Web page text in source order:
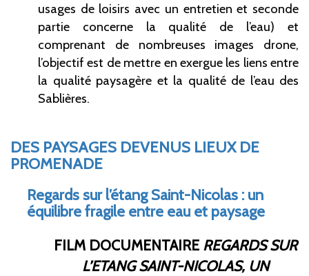
usages de loisirs avec un entretien et seconde
partie concerne la qualité de l’eau) et
comprenant de nombreuses images drone,
l’objectif est de mettre en exergue les liens entre
la qualité paysagère et la qualité de l’eau des
Sablières.
DES PAYSAGES DEVENUS LIEUX DE
PROMENADE
Regards sur l’étang Saint-Nicolas : un
équilibre fragile entre eau et paysage
FILM DOCUMENTAIRE REGARDS SUR
L’ETANG SAINT-NICOLAS, UN